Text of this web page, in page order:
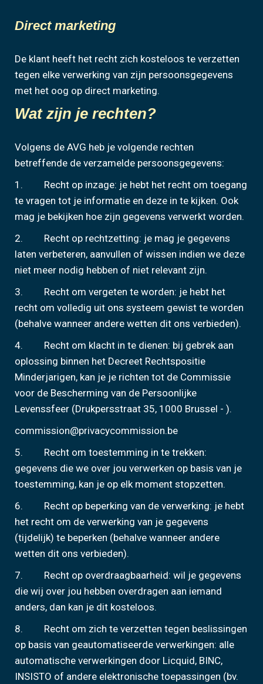
Direct marketing
De klant heeft het recht zich kosteloos te verzetten
tegen elke verwerking van zijn persoonsgegevens
met het oog op direct marketing.
Wat zijn je rechten?
Volgens de AVG heb je volgende rechten
betreffende de verzamelde persoonsgegevens:
1. Recht op inzage: je hebt het recht om toegang
te vragen tot je informatie en deze in te kijken. Ook
mag je bekijken hoe zijn gegevens verwerkt worden.
2. Recht op rechtzetting: je mag je gegevens
laten verbeteren, aanvullen of wissen indien we deze
niet meer nodig hebben of niet relevant zijn.
3. Recht om vergeten te worden: je hebt het
recht om volledig uit ons systeem gewist te worden
(behalve wanneer andere wetten dit ons verbieden).
4. Recht om klacht in te dienen: bij gebrek aan
oplossing binnen het Decreet Rechtspositie
Minderjarigen, kan je je richten tot de Commissie
voor de Bescherming van de Persoonlijke
Levenssfeer (Drukpersstraat 35, 1000 Brussel - ).
commission@privacycommission.be
5. Recht om toestemming in te trekken:
gegevens die we over jou verwerken op basis van je
toestemming, kan je op elk moment stopzetten.
6. Recht op beperking van de verwerking: je hebt
het recht om de verwerking van je gegevens
(tijdelijk) te beperken (behalve wanneer andere
wetten dit ons verbieden).
7. Recht op overdraagbaarheid: wil je gegevens
die wij over jou hebben overdragen aan iemand
anders, dan kan je dit kosteloos.
8. Recht om zich te verzetten tegen beslissingen
op basis van geautomatiseerde verwerkingen: alle
automatische verwerkingen door Licquid, BINC,
INSISTO of andere elektronische toepassingen (bv.